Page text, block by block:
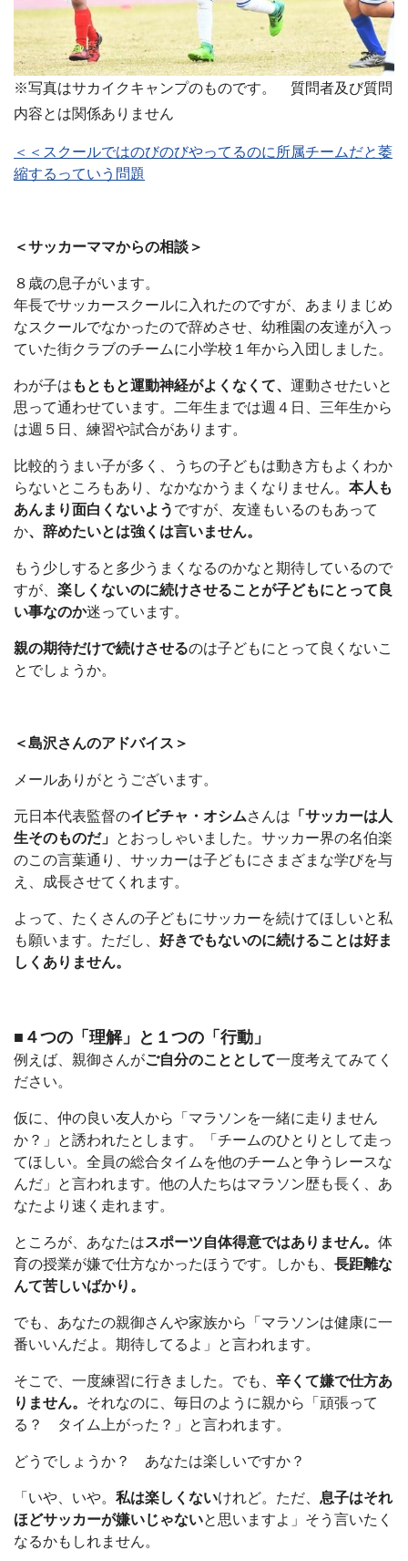
※写真はサカイクキャンプのものです。 質問者及び質問
内容とは関係ありません
＜＜スクールではのびのびやってるのに所属チームだと萎
縮するっていう問題
＜サッカーママからの相談＞
８歳の息子がいます。
年長でサッカースクールに入れたのですが、あまりまじめ
なスクールでなかったので辞めさせ、幼稚園の友達が入っ
ていた街クラブのチームに小学校１年から入団しました。
わが子は もともと運動神経がよくなくて、 運動させたいと
思って通わせています。二年生までは週４日、三年生から
は週５日、練習や試合があります。
比較的うまい子が多く、うちの子どもは動き方もよくわか
らないところもあり、なかなかうまくなりません。 本人も
あんまり面白くないよう ですが、友達もいるのもあって
か、辞めたいとは強くは言いません。
もう少しすると多少うまくなるのかなと期待しているので
すが、 楽しくないのに続けさせることが子どもにとって良
い事なのか迷っています。
親の期待だけで続けさせるのは子どもにとって良くないこ
とでしょうか。
＜島沢さんのアドバイス＞
メールありがとうございます。
元日本代表監督のイビチャ・オシムさんは 「サッカーは人
生そのものだ」 とおっしゃいました。サッカー界の名伯楽
のこの言葉通り、サッカーは子どもにさまざまな学びを与
え、成長させてくれます。
よって、たくさんの子どもにサッカーを続けてほしいと私
も願います。ただし、 好きでもないのに続けることは好ま
しくありません。
■４つの「理解」と１つの「行動」
例えば、親御さんがご自分のこととして一度考えてみてく
ださい。
仮に、仲の良い友人から「マラソンを一緒に走りません
か？」と誘われたとします。「チームのひとりとして走っ
てほしい。全員の総合タイムを他のチームと争うレースな
んだ」と言われます。他の人たちはマラソン歴も長く、あ
なたより速く走れます。
ところが、あなたはスポーツ自体得意ではありません。 体
育の授業が嫌で仕方なかったほうです。しかも、 長距離な
んて苦しいばかり。
でも、あなたの親御さんや家族から「マラソンは健康に一
番いいんだよ。期待してるよ」と言われます。
そこで、一度練習に行きました。でも、 辛くて嫌で仕方あ
りません。 それなのに、毎日のように親から「頑張って
る？ タイム上がった？」と言われます。
どうでしょうか？ あなたは楽しいですか？
「いや、いや。 私は楽しくないけれど。ただ、 息子はそれ
ほどサッカーが嫌いじゃないと思いますよ」そう言いたく
なるかもしれません。